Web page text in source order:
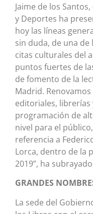
Jaime de los
y Deportes ha
hoy las líneas
sin duda, de una de
citas culturales del
puntos fuertes de
de fomento de la
Madrid.
editoriales, librerías
programación de
nivel para el
referencia a
Lorca, dentro de la
2019”, ha
GRANDES
La sede del